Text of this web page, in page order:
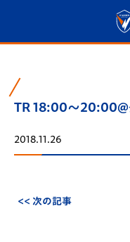
TR 18:00～20:00@
2018.11.26
<< 次の記事